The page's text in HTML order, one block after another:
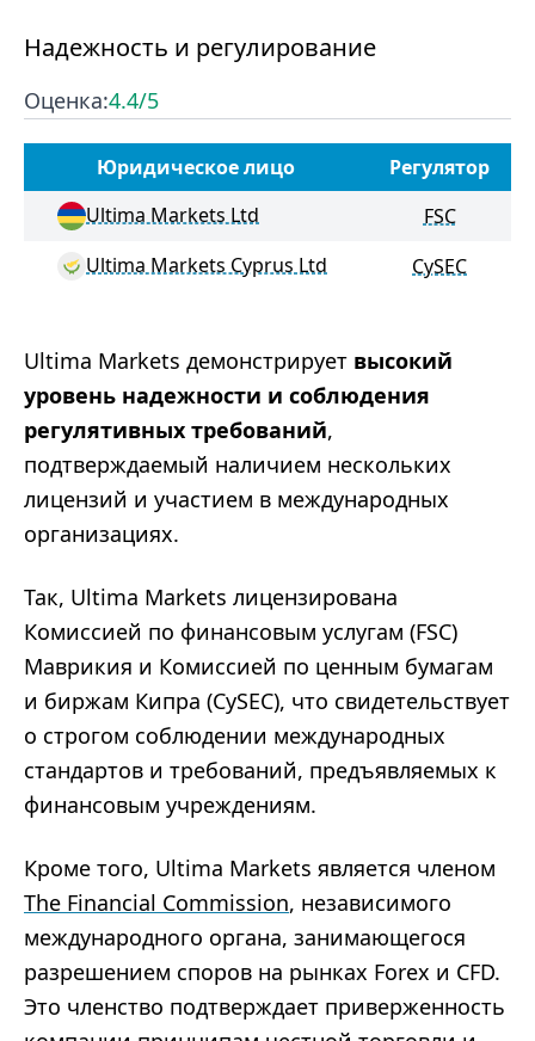
Надежность и регулирование
Оценка:4.4/5
Юридическое лицо
Регулятор
Ultima Markets Ltd
FSC
Ultima Markets Cyprus Ltd
CySEC
Ultima Markets демонстрирует высокий
уровень надежности и соблюдения
регулятивных требований,
подтверждаемый наличием нескольких
лицензий и участием в международных
организациях.
Так, Ultima Markets лицензирована
Комиссией по финансовым услугам (FSC)
Маврикия и Комиссией по ценным бумагам
и биржам Кипра (CySEC), что свидетельствует
о строгом соблюдении международных
стандартов и требований, предъявляемых к
финансовым учреждениям.
Кроме того, Ultima Markets является членом
The Financial Commission, независимого
международного органа, занимающегося
разрешением споров на рынках Forex и CFD.
Это членство подтверждает приверженность